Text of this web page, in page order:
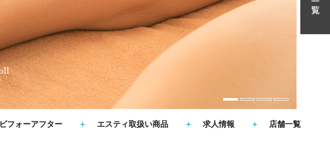
ビフォーアフター エスティ取扱い商品 求人情報 店舗一覧